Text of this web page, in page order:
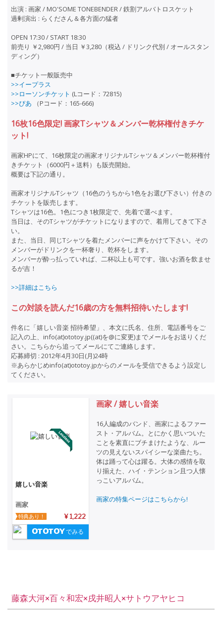
出演 : 画家 / MO'SOME TONEBENDER / 鉄割アルバトロスケット
過剰演出 : らくださん＆各方面の猛者
OPEN 17:30 / START 18:30
前売り ￥2,980円 / 当日 ￥3,280（税込 / ドリンク代別 / オールスタン
ディング）
■チケット一般販売中
>>イープラス
>>ローソンチケット (Lコード：72815)
>>ぴあ （Pコード：165-666)
16枚16色限定! 画家Tシャツ＆メンバー乾杯権付きチケ
ット!
画家HPにて、16枚限定の画家オリジナルTシャツ＆メンバー乾杯権付
きチケット（6000円＋送料）も販売開始。
概要は下記の通り。
画家オリジナルTシャツ（16色のうちから1色をお選び下さい）付きの
チケットを販売します。
Tシャツは16色。1色につき1枚限定で、先着で選べます。
当日は、そのTシャツがチケットになりますので、着用してきて下さ
い。
また、当日、同じTシャツを着たメンバーに声をかけて下さい。その
メンバーがドリンクを一杯奢り、乾杯をします。
メンバーが酔っ払っていれば、二杯以上も可です。強いお酒を飲ませ
るが吉！
>>詳細はこちら
この対談を読んだ16歳の方を無料招待いたします!
件名に「嬉しい音楽 招待希望」、本文に氏名、住所、電話番号をご
記入の上、info(at)ototoy.jp((at)を@に変更)までメールをお送りくだ
さい。こちらから追ってメールにてご連絡します。
応募締切 : 2012年4月30日(月)24時
※あらかじめinfo(at)ototoy.jpからのメールを受信できるよう設定し
てください。
嬉しい音楽
画家
¥ 1,222
特典あり！
でみる
画家 / 嬉しい音楽
16人編成のバンド、画家によるファー
スト・アルバム。とにかく思いついた
ことを素直にブチまけたような、ルー
ツの見えないスパイシーな楽曲たち。
体は踊って心は躍る。大体の感情を取
り揃えた、ハイ・テンション且つ人懐
っこいアルバム。
画家の特集ページはこちらから!
藤森大河×百々和宏×戌井昭人×サトウアヤヒコ